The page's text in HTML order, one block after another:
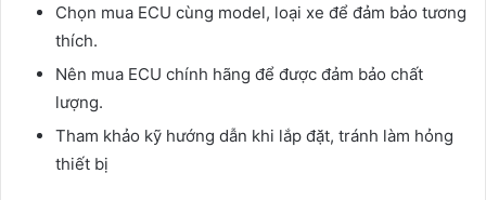
Chọn mua ECU cùng model, loại xe để đảm bảo tương
thích.
Nên mua ECU chính hãng để được đảm bảo chất
lượng.
Tham khảo kỹ hướng dẫn khi lắp đặt, tránh làm hỏng
thiết bị